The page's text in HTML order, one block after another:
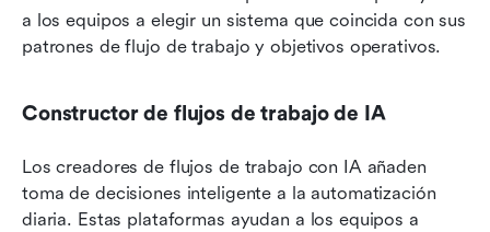
a los equipos a elegir un sistema que coincida con sus
patrones de flujo de trabajo y objetivos operativos.
Constructor de flujos de trabajo de IA
Los creadores de flujos de trabajo con IA añaden
toma de decisiones inteligente a la automatización
diaria. Estas plataformas ayudan a los equipos a